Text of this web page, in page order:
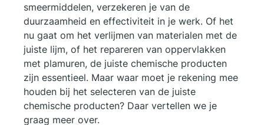
smeermiddelen, verzekeren je van de
duurzaamheid en effectiviteit in je werk. Of het
nu gaat om het verlijmen van materialen met de
juiste lijm, of het repareren van oppervlakken
met plamuren, de juiste chemische producten
zijn essentieel. Maar waar moet je rekening mee
houden bij het selecteren van de juiste
chemische producten? Daar vertellen we je
graag meer over.